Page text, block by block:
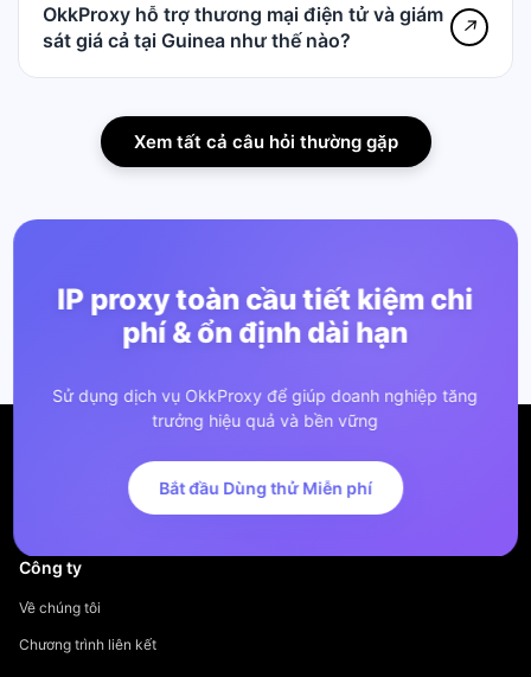
OkkProxy hỗ trợ thương mại điện tử và giám
sát giá cả tại Guinea như thế nào?
↗
Xem tất cả câu hỏi thường gặp
IP proxy toàn cầu tiết kiệm chi
phí & ổn định dài hạn
Sử dụng dịch vụ OkkProxy để giúp doanh nghiệp tăng
trưởng hiệu quả và bền vững
Bắt đầu Dùng thử Miễn phí
Công ty
Về chúng tôi
Chương trình liên kết